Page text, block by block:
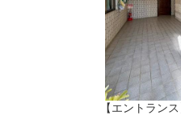
【エントラン